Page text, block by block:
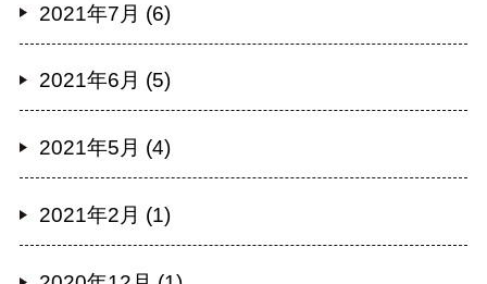
2021年7月 (6)
2021年6月 (5)
2021年5月 (4)
2021年2月 (1)